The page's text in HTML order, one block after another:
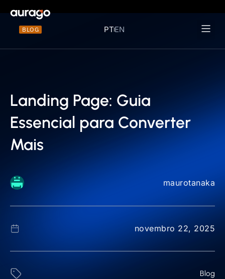
BLOG PTEN
Landing Page: Guia
Essencial para Converter
Mais
maurotanaka
novembro 22, 2025
Blog